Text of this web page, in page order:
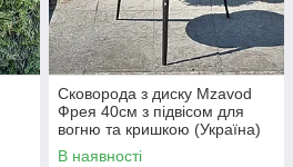
Сковорода з диску Mzavod
Фрея 40см з підвісом для
вогню та кришкою (Україна)
В наявності